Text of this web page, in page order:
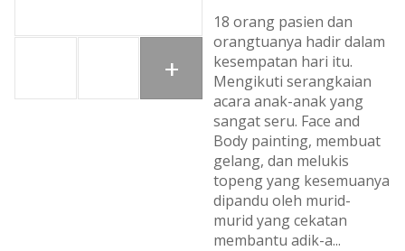
18 orang pasien dan
orangtuanya hadir dalam
kesempatan hari itu.
Mengikuti serangkaian
acara anak-anak yang
sangat seru. Face and
Body painting, membuat
gelang, dan melukis
topeng yang kesemuanya
dipandu oleh murid-
murid yang cekatan
membantu adik-a...
+